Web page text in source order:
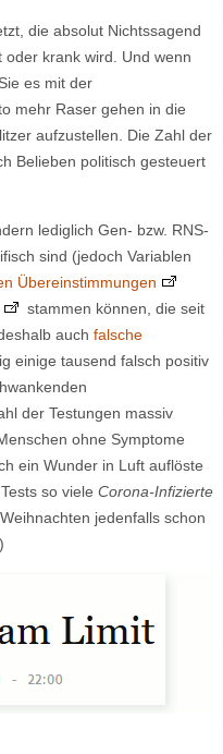
die absolut Nichtssagend
krank wird. Und wenn
es mit der
mehr Raser gehen in die
aufzustellen. Die Zahl der
Belieben politisch gesteuert
lediglich Gen- bzw. RNS-
sind (jedoch Variablen
Übereinstimmungen
stammen können, die seit
auch falsche
einige tausend falsch positiv
der Testungen massiv
ohne Symptome
ein Wunder in Luft auflöste
so viele Corona-Infizierte
jedenfalls schon